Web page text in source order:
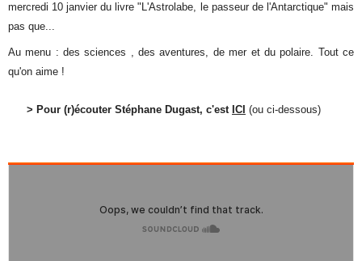
mercredi 10 janvier du livre "L'Astrolabe, le passeur de l'Antarctique" mais
pas que...
Au menu : des sciences , des aventures, de mer et du polaire. Tout ce
qu'on aime !
> Pour (r)écouter Stéphane Dugast, c'est ICI (ou ci-dessous)